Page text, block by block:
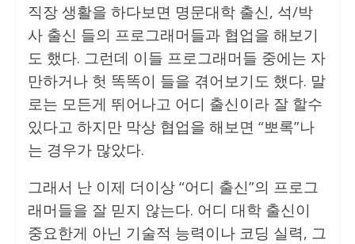
직장 생활을 하다보면 명문대학 출신, 석/박
사 출신 들의 프로그래머들과 협업을 해보기
도 했다. 그런데 이들 프로그래머들 중에는 자
만하거나 헛 똑똑이 들을 겪어보기도 했다. 말
로는 모든게 뛰어나고 어디 출신이라 잘 할수
있다고 하지만 막상 협업을 해보면 “뽀록”나
는 경우가 많았다.
그래서 난 이제 더이상 “어디 출신”의 프로그
래머들을 잘 믿지 않는다. 어디 대학 출신이
중요한게 아닌 기술적 능력이나 코딩 실력, 그